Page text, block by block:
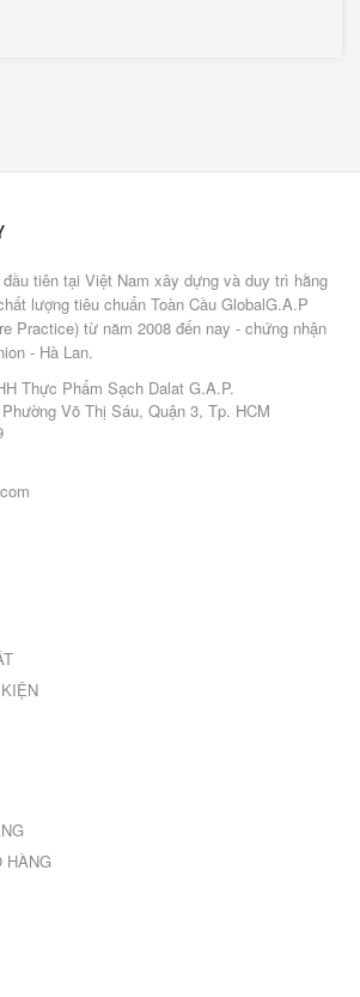
tiên tại Việt Nam xây dựng và duy trì hằng
lượng tiêu chuẩn Toàn Cầu GlobalG.A.P
Practice) từ năm 2008 đến nay - chứng nhận
- Hà Lan.
Thực Phẩm Sạch Dalat G.A.P.
Võ Thị Sáu, Quận 3, Tp. HCM
HÀNG